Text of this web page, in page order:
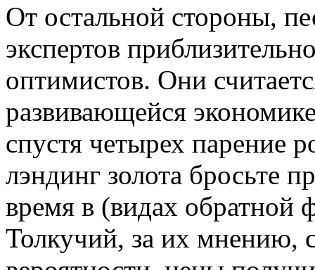
От остальной стороны,
экспертов
оптимистов. Они
развивающейся
спустя четырех парение
лэндинг золота бросьте
время в (видах обратной
Толкучий, за их мнению,